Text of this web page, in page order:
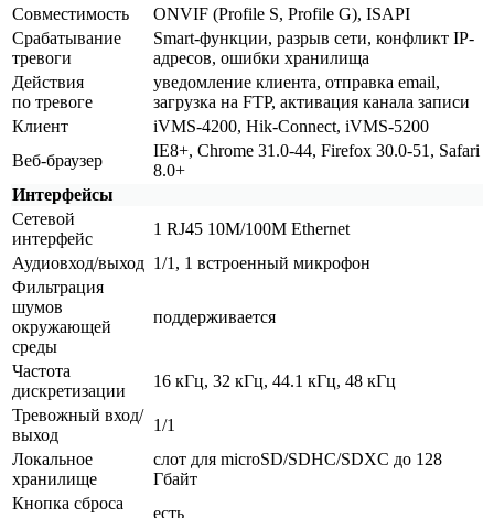
Совместимость
ONVIF (Profile S, Profile G), ISAPI
Срабатывание
тревоги
Smart-функции, разрыв сети, конфликт IP-
адресов, ошибки хранилища
Действия
по тревоге
уведомление клиента, отправка email,
загрузка на FTP, активация канала записи
Клиент
iVMS-4200, Hik-Connect, iVMS-5200
Веб-браузер
IE8+, Chrome 31.0-44, Firefox 30.0-51, Safari
8.0+
Интерфейсы
Сетевой
интерфейс
1 RJ45 10M/100M Ethernet
Аудиовход/выход 1/1, 1 встроенный микрофон
Фильтрация
шумов
окружающей
среды
поддерживается
Частота
дискретизации
16 кГц, 32 кГц, 44.1 кГц, 48 кГц
Тревожный вход/
выход
1/1
Локальное
хранилище
слот для microSD/SDHC/SDXC до 128
Гбайт
Кнопка сброса
есть